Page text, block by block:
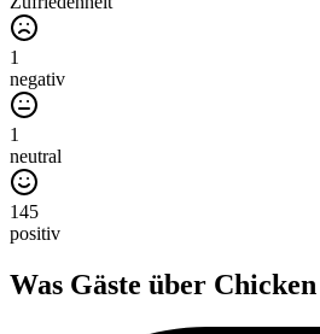
1
negativ
1
neutral
145
positiv
Was Gäste über